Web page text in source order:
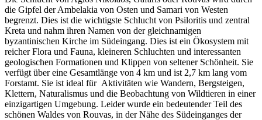
die Gipfel der Ambelakia von Osten und Samari von Westen
begrenzt. Dies ist die wichtigste Schlucht von Psiloritis und zentral
Kreta und nahm ihren Namen von der gleichnamigen
byzantinischen Kirche im Südeingang. Dies ist ein Ökosystem mit
reicher Flora und Fauna, kleineren Schluchten und interessanten
geologischen Formationen und Klippen von seltener Schönheit. Sie
verfügt über eine Gesamtlänge von 4 km und ist 2,7 km lang vom
Forstamt. Sie ist ideal für Aktivitäten wie Wandern, Bergsteigen,
Klettern, Naturalismus und die Beobachtung von Wildtieren in einer
einzigartigen Umgebung. Leider wurde ein bedeutender Teil des
schönen Waldes von Rouvas, in der Nähe des Südeinganges der